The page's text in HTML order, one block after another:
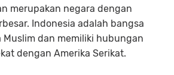
merupakan negara dengan
Indonesia adalah bangsa
dan memiliki hubungan
dengan Amerika Serikat.